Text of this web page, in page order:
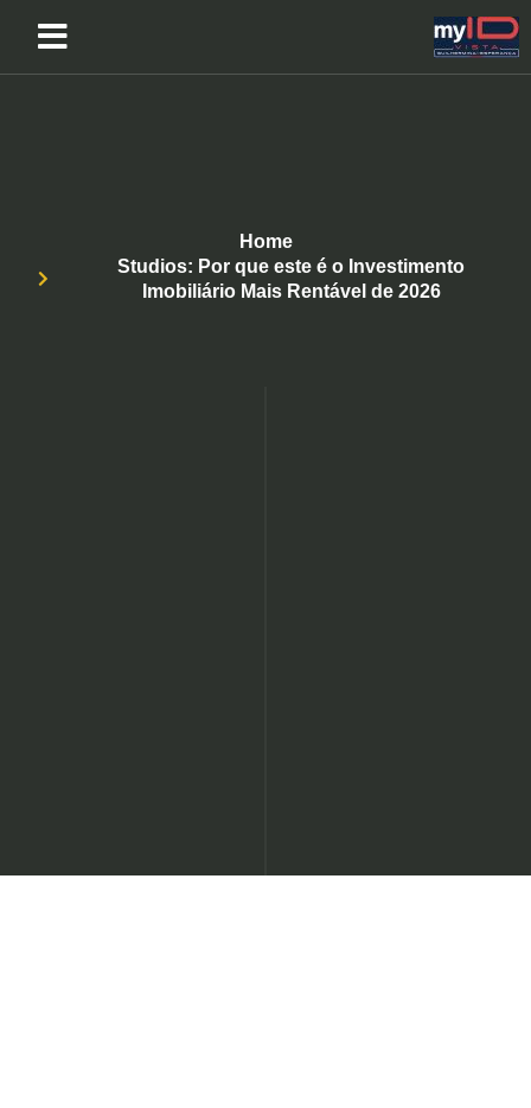
Home
Studios: Por que este é o Investimento
Imobiliário Mais Rentável de 2026